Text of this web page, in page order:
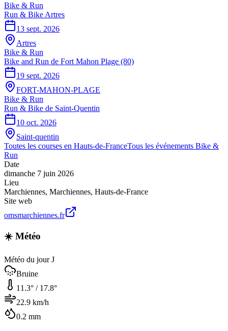
Bike & Run
Run & Bike Artres
13 sept. 2026
Artres
Bike & Run
Bike and Run de Fort Mahon Plage (80)
19 sept. 2026
FORT-MAHON-PLAGE
Bike & Run
Run & Bike de Saint-Quentin
10 oct. 2026
Saint-quentin
Toutes les courses en Hauts-de-FranceTous les événements Bike &
Run
Date
dimanche 7 juin 2026
Lieu
Marchiennes, Marchiennes, Hauts-de-France
Site web
omsmarchiennes.fr
☀️ Météo
Météo du jour J
Bruine
11.3° / 17.8°
22.9 km/h
0.2 mm